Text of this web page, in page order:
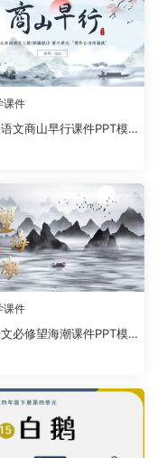
课件
文商山早行课件PPT模
课件
必修望海潮课件PPT模